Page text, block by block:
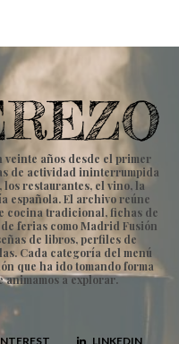
veinte años desde el primer
de actividad ininterrumpida
restaurantes, el vino, la
española. El archivo reúne
cocina tradicional, fichas de
ferias como Madrid Fusión
de libros, perfiles de
Cada categoría del menú
que ha ido tomando forma
animamos a explorar.
LINKEDIN